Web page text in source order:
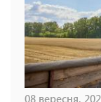
08 вересня,